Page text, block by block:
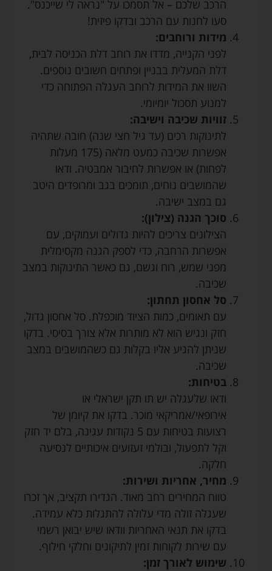
הרכב שלכם – אל תסמכו על "נראה לי שייכנס".
סעו לחנות עם הרכב ובדקו פיזית!
מידות ורוחבים:
לפני הקנייה, מדדו את רוחב דלת הכניסה לבית,
דלת המעלית בבניין ופתחים חשובים נוספים.
השוו את המידות לרוחב העגלה הפתוחה כדי
למנוע תסכול יומיומי.
זוויות שכיבה וישיבה:
לתינוקות רכים (עד גיל חצי שנה) חובה שתהיה
אפשרות שכיבה כמעט מלאה (175 מעלות
לפחות) או אפשרות לחיבור אמבטיה. ודאו
שהמושבים נוחים, תומכים בגב ומרופדים היטב
גם במצב ישיבה.
סוכך הגנה (צילון):
הצילונים צריכים להיות גדולים ועמוקים, עם
אפשרות הרחבה, כדי לספק הגנה מקסימלית
מפני שמש, רוח וגשם, גם כאשר התינוקות במצב
שכיבה.
סל אחסון תחתון:
עם תאומים, כמות הציוד מוכפלת. סל אחסון גדול,
חזק ונגיש הוא לא מותרות אלא צורך בסיסי. בדקו
שניתן להגיע אליו בקלות גם כשהמושבים במצב
שכיבה.
בטיחות:
ודאו שלעגלה יש תו תקן ישראלי או
אירופאי/אמריקאי מוכר. בדקו את קיומן של
רצועות בטיחות עם 5 נקודות עגינה, בלם יד חזק
וקל לתפעול, ובולמי זעזועים איכותיים לנסיעה
חלקה.
מחיר, אחריות ושירות:
טווח המחירים רחב מאוד. הגדירו תקציב, אך זכרו
שעגלה זולה מדי עלולה להתגלות כלא עמידה.
בדקו את תנאי האחריות וודאו שיש יבואן רשמי
עם שירות לקוחות זמין לתיקונים וחלקי חילוף.
שימוש לאורך זמן: